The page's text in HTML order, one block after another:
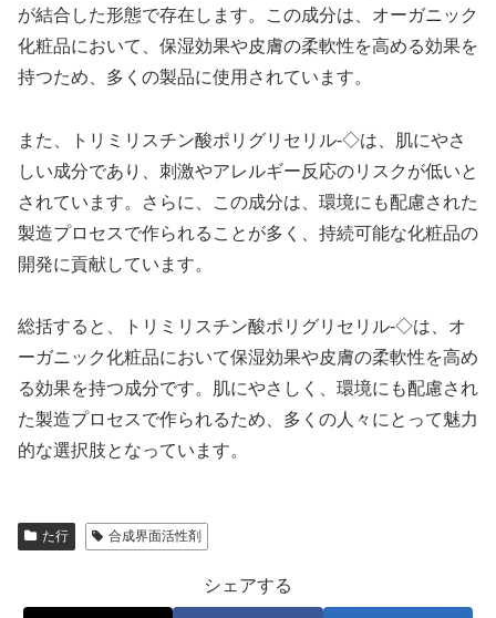
が結合した形態で存在します。この成分は、オーガニック
化粧品において、保湿効果や皮膚の柔軟性を高める効果を
持つため、多くの製品に使用されています。
また、トリミリスチン酸ポリグリセリル-◇は、肌にやさ
しい成分であり、刺激やアレルギー反応のリスクが低いと
されています。さらに、この成分は、環境にも配慮された
製造プロセスで作られることが多く、持続可能な化粧品の
開発に貢献しています。
総括すると、トリミリスチン酸ポリグリセリル-◇は、オ
ーガニック化粧品において保湿効果や皮膚の柔軟性を高め
る効果を持つ成分です。肌にやさしく、環境にも配慮され
た製造プロセスで作られるため、多くの人々にとって魅力
的な選択肢となっています。
た行 合成界面活性剤
シェアする